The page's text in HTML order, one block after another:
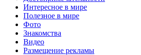
Интересное в мире
Полезное в мире
Фото
Знакомства
Видео
Размещение рекламы